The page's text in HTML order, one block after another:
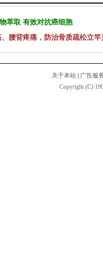
萃取 有效对抗癌细胞
腰背疼痛，防治骨质疏松立竿
关于本站
广告服
Copyright (C)